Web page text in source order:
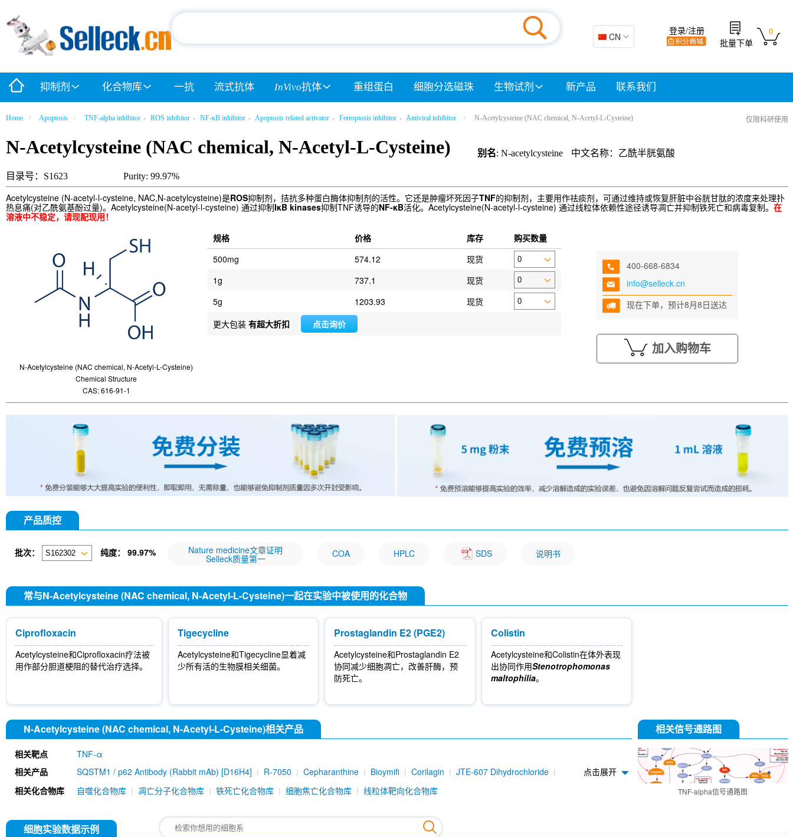
🇨🇳 CN
0
批量下单
登录/注册
抑制剂 化合物库 一抗 流式抗体 InVivo抗体 重组蛋白 细胞分选磁珠 生物试剂 新产品 联系我们
Home Apoptosis TNF-alpha inhibitor - ROS inhibitor - NF-κB inhibitor - Apoptosis related activator - Ferroptosis inhibitor - Antiviral inhibitor N-Acetylcysteine (NAC chemical, N-Acetyl-L-Cysteine) 仅限科研使用
N-Acetylcysteine (NAC chemical, N-Acetyl-L-Cysteine) 别名: N-acetylcysteine 中文名称：乙酰半胱氨酸
目录号：S1623 Purity: 99.97%
Acetylcysteine (N-acetyl-l-cysteine, NAC,N-acetylcysteine)是ROS抑制剂，拮抗多种蛋白酶体抑制剂的活性。它还是肿瘤坏死因子TNF的抑制剂，主要用作祛痰剂，可通过维持或恢复肝脏中谷胱甘肽的浓度来处理扑
热息痛(对乙酰氨基酚过量)。Acetylcysteine(N-acetyl-l-cysteine) 通过抑制IκB kinases抑制TNF诱导的NF-κB活化。Acetylcysteine(N-acetyl-l-cysteine) 通过线粒体依赖性途径诱导凋亡并抑制铁死亡和病毒复制。 在
溶液中不稳定，请现配现用！
N-Acetylcysteine (NAC chemical, N-Acetyl-L-Cysteine)
Chemical Structure
CAS: 616-91-1
规格 价格 库存
购买数量
500mg
574.12
现货
1g
737.1
现货
5g
1203.93
现货
更大包装 有超大折扣 点击询价
400-668-6834
info@selleck.cn
现在下单，预计8月8日送达
加入购物车
产品质控
批次： 纯度： 99.97% Nature medicine文章证明
Selleck质量第一 COA HPLC SDS 说明书
常与N-Acetylcysteine (NAC chemical, N-Acetyl-L-Cysteine)一起在实验中被使用的化合物
Ciprofloxacin
Acetylcysteine和Ciprofloxacin疗法被
用作部分胆道梗阻的替代治疗选择。
Tigecycline
Acetylcysteine和Tigecycline显着减
少所有活的生物膜相关细菌。
Prostaglandin E2 (PGE2)
Acetylcysteine和Prostaglandin E2
协同减少细胞凋亡，改善肝酶，预
防死亡。
Colistin
Acetylcysteine和Colistin在体外表现
出协同作用Stenotrophomonas
maltophilia。
N-Acetylcysteine (NAC chemical, N-Acetyl-L-Cysteine)相关产品
相关靶点
TNF-α
相关产品
SQSTM1 / p62 Antibody (Rabbit mAb) [D16H4] R-7050 Cepharanthine Bioymifi Corilagin
JTE-607 Dihydrochloride
点击展开
相关化合物库
自噬化合物库 凋亡分子化合物库 铁死亡化合物库 细胞焦亡化合物库 线粒体靶向化合物库
相关信号通路图
TNF-alpha信号通路图
细胞实验数据示例